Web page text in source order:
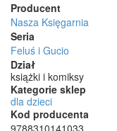
Producent
Nasza Księgarnia
Seria
Feluś i Gucio
Dział
książki i komiksy
Kategorie sklep
dla dzieci
Kod producenta
9788310141033